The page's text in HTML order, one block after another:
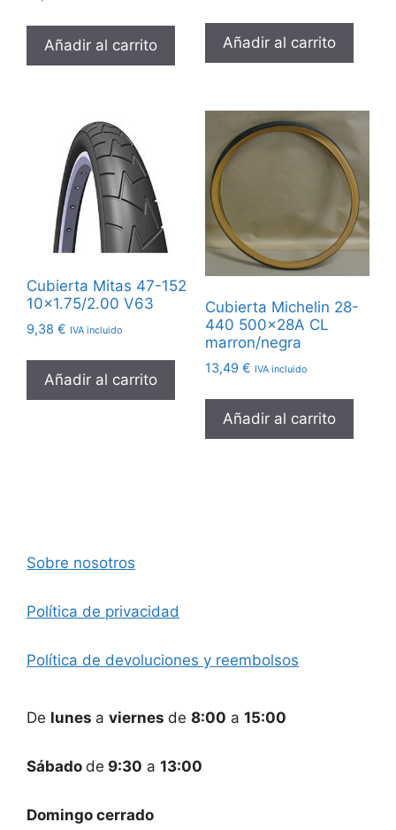
Añadir al carrito Añadir al carrito
Cubierta Mitas 47-152
10×1.75/2.00 V63
9,38 € IVA incluido
Añadir al carrito
Cubierta Michelin 28-
440 500x28A CL
marron/negra
13,49 € IVA incluido
Añadir al carrito
Sobre nosotros
Política de privacidad
Política de devoluciones y reembolsos
De lunes a viernes de 8:00 a 15:00
Sábado de 9:30 a 13:00
Domingo cerrado